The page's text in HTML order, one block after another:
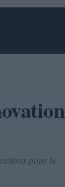
pour le